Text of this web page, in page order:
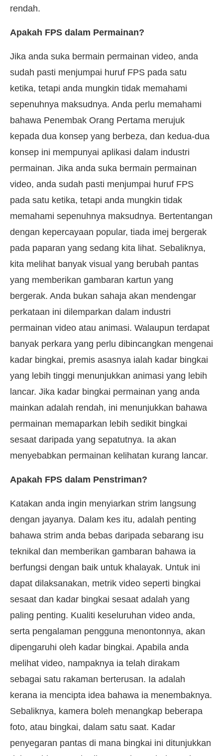
rendah.
Apakah FPS dalam Permainan?
Jika anda suka bermain permainan video, anda
sudah pasti menjumpai huruf FPS pada satu
ketika, tetapi anda mungkin tidak memahami
sepenuhnya maksudnya. Anda perlu memahami
bahawa Penembak Orang Pertama merujuk
kepada dua konsep yang berbeza, dan kedua-dua
konsep ini mempunyai aplikasi dalam industri
permainan. Jika anda suka bermain permainan
video, anda sudah pasti menjumpai huruf FPS
pada satu ketika, tetapi anda mungkin tidak
memahami sepenuhnya maksudnya. Bertentangan
dengan kepercayaan popular, tiada imej bergerak
pada paparan yang sedang kita lihat. Sebaliknya,
kita melihat banyak visual yang berubah pantas
yang memberikan gambaran kartun yang
bergerak. Anda bukan sahaja akan mendengar
perkataan ini dilemparkan dalam industri
permainan video atau animasi. Walaupun terdapat
banyak perkara yang perlu dibincangkan mengenai
kadar bingkai, premis asasnya ialah kadar bingkai
yang lebih tinggi menunjukkan animasi yang lebih
lancar. Jika kadar bingkai permainan yang anda
mainkan adalah rendah, ini menunjukkan bahawa
permainan memaparkan lebih sedikit bingkai
sesaat daripada yang sepatutnya. Ia akan
menyebabkan permainan kelihatan kurang lancar.
Apakah FPS dalam Penstriman?
Katakan anda ingin menyiarkan strim langsung
dengan jayanya. Dalam kes itu, adalah penting
bahawa strim anda bebas daripada sebarang isu
teknikal dan memberikan gambaran bahawa ia
berfungsi dengan baik untuk khalayak. Untuk ini
dapat dilaksanakan, metrik video seperti bingkai
sesaat dan kadar bingkai sesaat adalah yang
paling penting. Kualiti keseluruhan video anda,
serta pengalaman pengguna menontonnya, akan
dipengaruhi oleh kadar bingkai. Apabila anda
melihat video, nampaknya ia telah dirakam
sebagai satu rakaman berterusan. Ia adalah
kerana ia mencipta idea bahawa ia menembaknya.
Sebaliknya, kamera boleh menangkap beberapa
foto, atau bingkai, dalam satu saat. Kadar
penyegaran pantas di mana bingkai ini ditunjukkan